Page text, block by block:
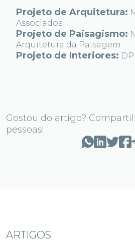
Projeto de Arquitetura:
Associados
Projeto de Paisagismo:
Arquitetura da Paisagem
Projeto de Interiores:
Gostou do artigo?
pessoas!
ARTIGOS